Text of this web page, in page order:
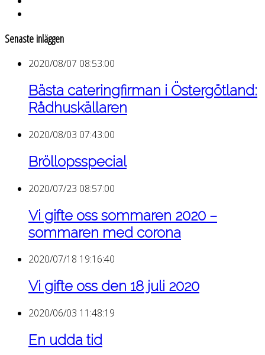
Senaste inläggen
2020/08/07 08:53:00
Bästa cateringfirman i Östergötland:
Rådhuskällaren
2020/08/03 07:43:00
Bröllopsspecial
2020/07/23 08:57:00
Vi gifte oss sommaren 2020 –
sommaren med corona
2020/07/18 19:16:40
Vi gifte oss den 18 juli 2020
2020/06/03 11:48:19
En udda tid